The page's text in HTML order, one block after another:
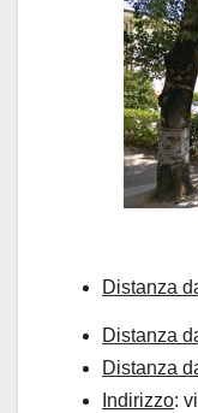
Distanza
Distanza
Distanza
Indirizzo: